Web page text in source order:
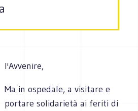
l'Avvenire,
Ma in ospedale, a visitare e
portare solidarietà ai feriti di